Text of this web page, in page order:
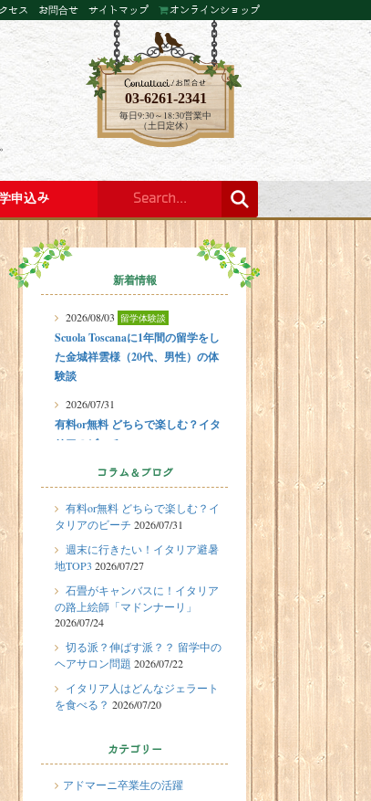
セス お問合せ サイトマップ オンラインショップ
03-6261-2341
毎日9:30～18:30営業中
（土日定休）
申込み
新着情報
2026/08/03 留学体験談
Scuola Toscanaに1年間の留学をし
た金城祥雲様（20代、男性）の体
験談
2026/07/31
有料or無料 どちらで楽しむ？イタ
リアのビーチ
2026/07/29 留学体験談
フィレンツェに1週間の語学留学を
したT.Sさん（10代、女性）の体験
談
2026/07/27
TOP3
2026/07/24
石畳がキャンバスに！イタリアの
路上絵師「マドンナーリ」
2026/07/22
切る派？伸ばす派？？ 留学中のヘ
2026/07/20
イタリア人はどんなジェラートを
コラム＆ブログ
有料or無料 どちらで楽しむ？イ
タリアのビーチ 2026/07/31
週末に行きたい！イタリア避暑
地TOP3 2026/07/27
石畳がキャンバスに！イタリア
の路上絵師「マドンナーリ」
2026/07/24
切る派？伸ばす派？？ 留学中の
ヘアサロン問題 2026/07/22
イタリア人はどんなジェラート
を食べる？ 2026/07/20
カテゴリー
アドマーニ卒業生の活躍